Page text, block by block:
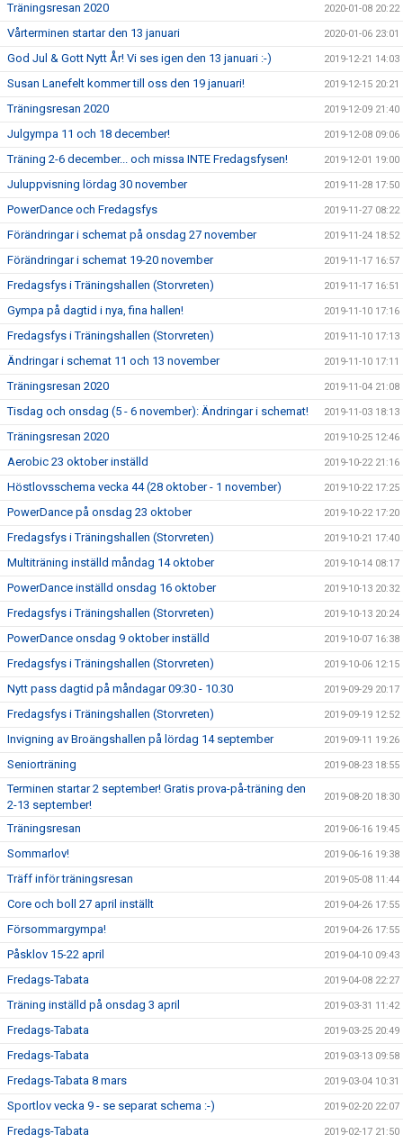
Träningsresan 2020 2020-01-08 20:22
Vårterminen startar den 13 januari 2020-01-06 23:01
God Jul & Gott Nytt År! Vi ses igen den 13 januari :-) 2019-12-21 14:03
Susan Lanefelt kommer till oss den 19 januari! 2019-12-15 20:21
Träningsresan 2020 2019-12-09 21:40
Julgympa 11 och 18 december! 2019-12-08 09:06
Träning 2-6 december... och missa INTE Fredagsfysen! 2019-12-01 19:00
Juluppvisning lördag 30 november 2019-11-28 17:50
PowerDance och Fredagsfys 2019-11-27 08:22
Förändringar i schemat på onsdag 27 november 2019-11-24 18:52
Förändringar i schemat 19-20 november 2019-11-17 16:57
Fredagsfys i Träningshallen (Storvreten) 2019-11-17 16:51
Gympa på dagtid i nya, fina hallen! 2019-11-10 17:16
Fredagsfys i Träningshallen (Storvreten) 2019-11-10 17:13
Ändringar i schemat 11 och 13 november 2019-11-10 17:11
Träningsresan 2020 2019-11-04 21:08
Tisdag och onsdag (5 - 6 november): Ändringar i schemat! 2019-11-03 18:13
Träningsresan 2020 2019-10-25 12:46
Aerobic 23 oktober inställd 2019-10-22 21:16
Höstlovsschema vecka 44 (28 oktober - 1 november) 2019-10-22 17:25
PowerDance på onsdag 23 oktober 2019-10-22 17:20
Fredagsfys i Träningshallen (Storvreten) 2019-10-21 17:40
Multiträning inställd måndag 14 oktober 2019-10-14 08:17
PowerDance inställd onsdag 16 oktober 2019-10-13 20:32
Fredagsfys i Träningshallen (Storvreten) 2019-10-13 20:24
PowerDance onsdag 9 oktober inställd 2019-10-07 16:38
Fredagsfys i Träningshallen (Storvreten) 2019-10-06 12:15
Nytt pass dagtid på måndagar 09:30 - 10.30 2019-09-29 20:17
Fredagsfys i Träningshallen (Storvreten) 2019-09-19 12:52
Invigning av Broängshallen på lördag 14 september 2019-09-11 19:26
Seniorträning 2019-08-23 18:55
Terminen startar 2 september! Gratis prova-på-träning den
2-13 september!
2019-08-20 18:30
Träningsresan 2019-06-16 19:45
Sommarlov! 2019-06-16 19:38
Träff inför träningsresan 2019-05-08 11:44
Core och boll 27 april inställt 2019-04-26 17:55
Försommargympa! 2019-04-26 17:55
Påsklov 15-22 april 2019-04-10 09:43
Fredags-Tabata 2019-04-08 22:27
Träning inställd på onsdag 3 april 2019-03-31 11:42
Fredags-Tabata 2019-03-25 20:49
Fredags-Tabata 2019-03-13 09:58
Fredags-Tabata 8 mars 2019-03-04 10:31
Sportlov vecka 9 - se separat schema :-) 2019-02-20 22:07
Fredags-Tabata 2019-02-17 21:50